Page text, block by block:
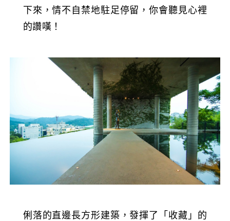
下來，情不自禁地駐足停留，你會聽見心裡
的讚嘆！
俐落的直邊長方形建築，發揮了「收藏」的